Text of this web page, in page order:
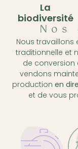
La
biodiversité
Nos
Nous
traditionnelle et
de conversion
vendons
production en
et de vous